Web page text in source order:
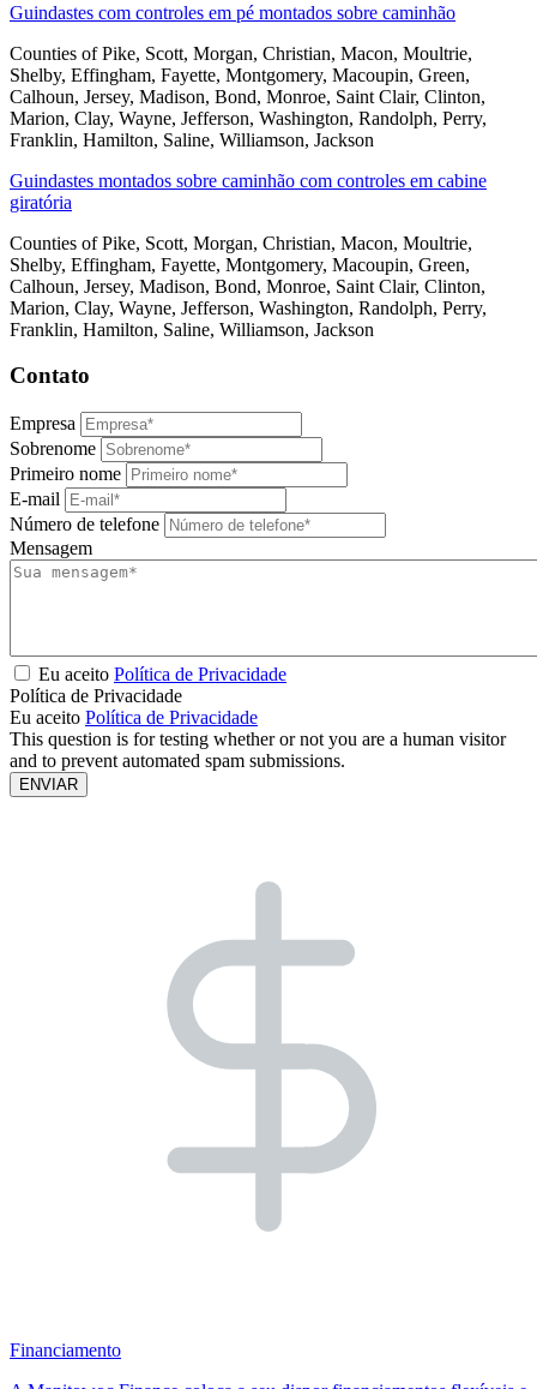
Guindastes com controles em pé montados sobre caminhão
Counties of Pike, Scott, Morgan, Christian, Macon, Moultrie,
Shelby, Effingham, Fayette, Montgomery, Macoupin, Green,
Calhoun, Jersey, Madison, Bond, Monroe, Saint Clair, Clinton,
Marion, Clay, Wayne, Jefferson, Washington, Randolph, Perry,
Franklin, Hamilton, Saline, Williamson, Jackson
Guindastes montados sobre caminhão com controles em cabine
giratória
Counties of Pike, Scott, Morgan, Christian, Macon, Moultrie,
Shelby, Effingham, Fayette, Montgomery, Macoupin, Green,
Calhoun, Jersey, Madison, Bond, Monroe, Saint Clair, Clinton,
Marion, Clay, Wayne, Jefferson, Washington, Randolph, Perry,
Franklin, Hamilton, Saline, Williamson, Jackson
Contato
Empresa
Sobrenome
Primeiro nome
E-mail
Número de telefone
Mensagem
Eu aceito Política de Privacidade
Política de Privacidade
Eu aceito Política de Privacidade
This question is for testing whether or not you are a human visitor
and to prevent automated spam submissions.
Financiamento